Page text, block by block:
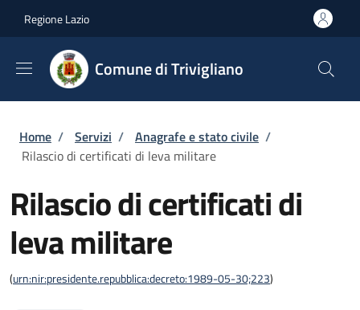
Regione Lazio
Comune di Trivigliano
Briciole di pane
Home / Servizi / Anagrafe e stato civile /
Rilascio di certificati di leva militare
Rilascio di certificati di
leva militare
(urn:nir:presidente.repubblica:decreto:1989-05-30;223)